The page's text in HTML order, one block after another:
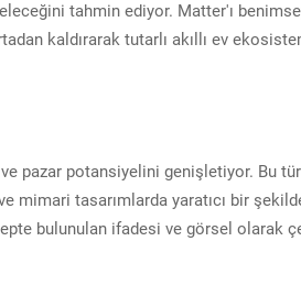
tahmin ediyor. Matter'ı
kaldırarak tutarlı akıllı ev
pazar potansiyelini genişletiyor. Bu tür
mimari tasarımlarda yaratıcı bir
bulunulan ifadesi ve görsel olarak